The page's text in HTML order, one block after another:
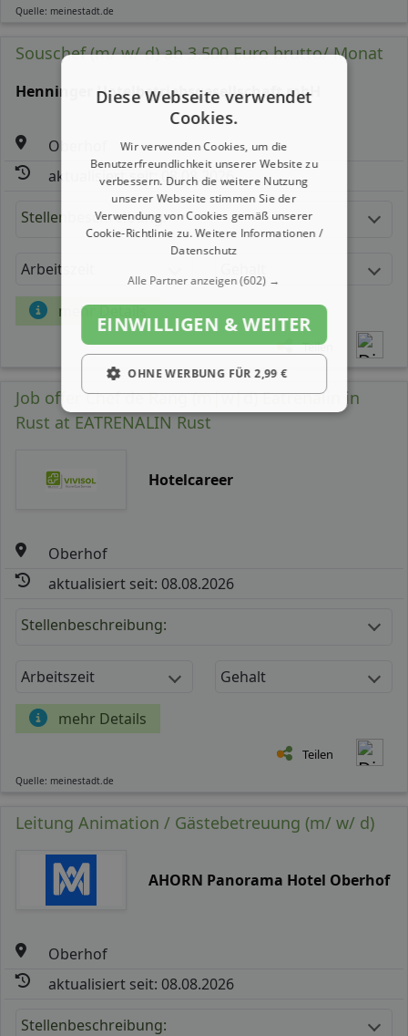
Quelle: meinestadt.de
Souschef (m/ w/ d) ab 3.500 Euro brutto/ Monat
Henninger Hotelbetriebsgesellschaft mbH
Oberhof
aktualisiert seit: 08.08.2026
Stellenbeschreibung:
Arbeitszeit
mehr Details
Teilen
Job offer Chef de Rang (m|w|d) Eatrenalin in
Rust at EATRENALIN Rust
Hotelcareer
Oberhof
aktualisiert seit: 08.08.2026
Stellenbeschreibung:
Arbeitszeit Gehalt
mehr Details
Teilen
Quelle: meinestadt.de
Leitung Animation / Gästebetreuung (m/ w/ d)
AHORN Panorama Hotel Oberhof
Oberhof
aktualisiert seit: 08.08.2026
Stellenbeschreibung:
Diese Webseite verwendet
Cookies.
Wir verwenden Cookies, um die
Benutzerfreundlichkeit unserer Website zu
verbessern. Durch die weitere Nutzung
unserer Webseite stimmen Sie der
Verwendung von Cookies gemäß unserer
Cookie-Richtlinie zu.Weitere Informationen /
Datenschutz
Alle Partner anzeigen(602) →
EINWILLIGEN & WEITER
OHNE WERBUNG FÜR 2,99 €